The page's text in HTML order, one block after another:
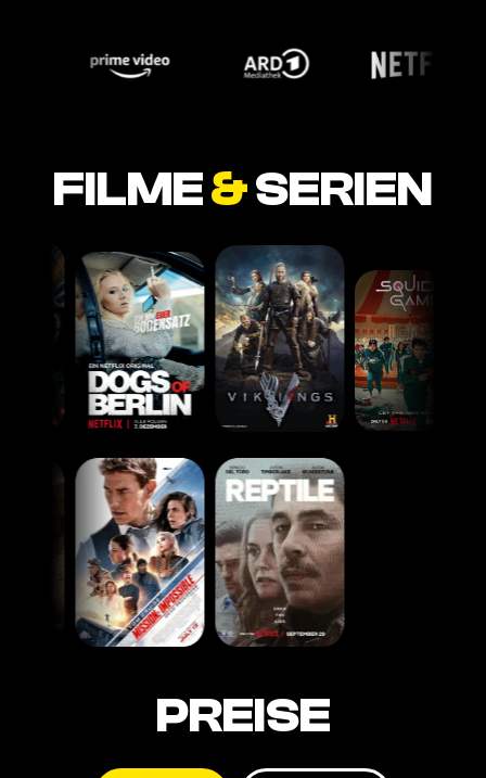
FILME&SERIEN
PREISE